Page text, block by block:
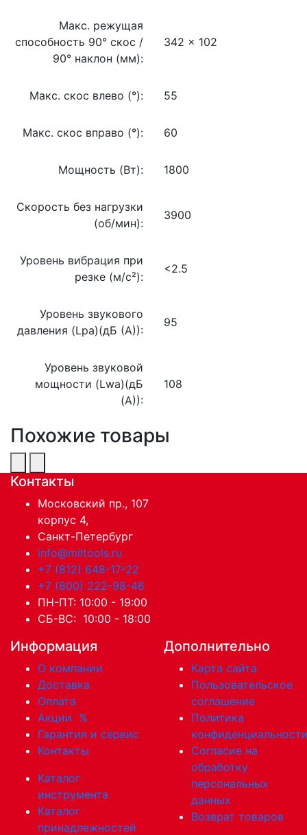
Макс. режущая
способность 90° cкос /
90° наклон (мм):
342 x 102
Макс. скос влево (°): 55
Макс. скос вправо (°): 60
Мощность (Вт): 1800
Скорость без нагрузки
(об/мин):
3900
Уровень вибрация при
резке (м/с²):
<2.5
Уровень звукового
давления (Lpa)(дБ (А)):
95
Уровень звуковой
мощности (Lwa)(дБ
(А)):
108
Похожие товары
Контакты
Московский пр., 107
корпус 4,
Санкт-Петербург
info@miltools.ru
+7 (812) 648-17-22
+7 (800) 222-98-46
ПН-ПТ: 10:00 - 19:00
СБ-ВС: 10:00 - 18:00
Информация
О компании
Доставка
Оплата
Акции %
Гарантия и сервис
Контакты
Каталог
инструмента
Каталог
принадлежностей
Дополнительно
Карта сайта
Пользовательское
соглашение
Политика
Согласие на
обработку
персональных
данных
Возврат товаров